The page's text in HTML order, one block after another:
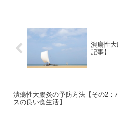
潰瘍性
記事】
潰瘍性大腸炎の予防方法【その2：
スの良い食生活】